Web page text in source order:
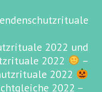
2022 und
2022
–
2022
2022 –